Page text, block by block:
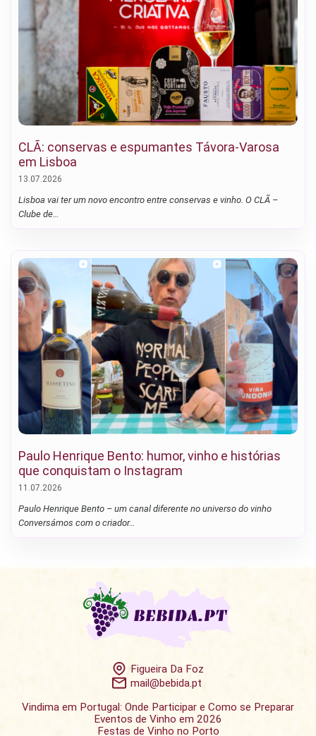
CLÃ: conservas e espumantes Távora-Varosa
em Lisboa
13.07.2026
Lisboa vai ter um novo encontro entre conservas e vinho. O CLÃ –
Clube de…
Paulo Henrique Bento: humor, vinho e histórias
que conquistam o Instagram
11.07.2026
Paulo Henrique Bento – um canal diferente no universo do vinho
Conversámos com o criador…
Figueira Da Foz
mail@bebida.pt
Vindima em Portugal: Onde Participar e Como se Preparar
Eventos de Vinho em 2026
Festas de Vinho no Porto